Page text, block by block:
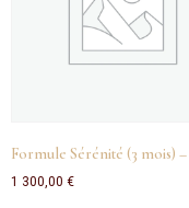
Formule Sérénité (3 mois)
1 300,00 €